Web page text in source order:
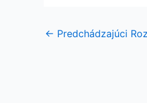
← Predchádzajúci